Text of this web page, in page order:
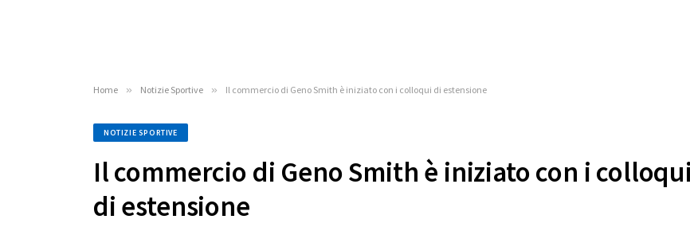
Home » Notizie Sportive » Il commercio di Geno Smith è iniziato con i colloqui di estensione
NOTIZIE SPORTIVE
Il commercio di Geno Smith è iniziato con i colloqui
di estensione